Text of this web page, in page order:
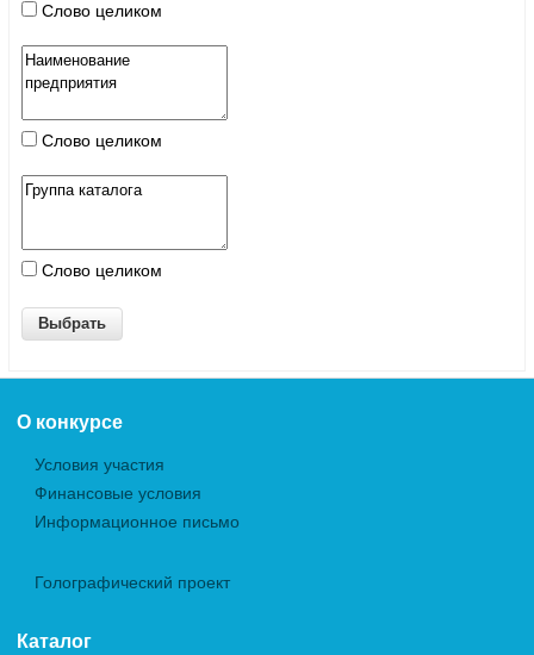
Слово целиком
Слово целиком
Слово целиком
О конкурсе
Условия участия
Финансовые условия
Информационное письмо
Голографический проект
Каталог